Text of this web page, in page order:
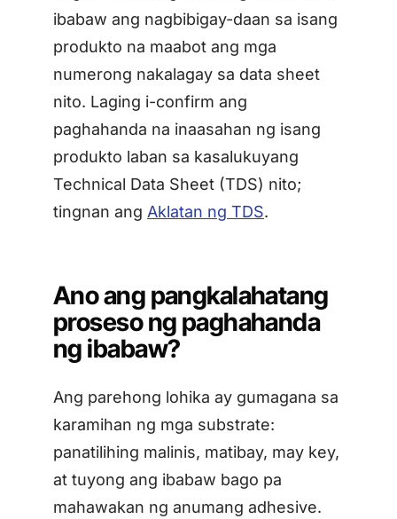
ibabaw ang nagbibigay-daan sa isang
produkto na maabot ang mga
numerong nakalagay sa data sheet
nito. Laging i-confirm ang
paghahanda na inaasahan ng isang
produkto laban sa kasalukuyang
Technical Data Sheet (TDS) nito;
tingnan ang Aklatan ng TDS.
Ano ang pangkalahatang
proseso ng paghahanda
ng ibabaw?
Ang parehong lohika ay gumagana sa
karamihan ng mga substrate:
panatilihing malinis, matibay, may key,
at tuyong ang ibabaw bago pa
mahawakan ng anumang adhesive.